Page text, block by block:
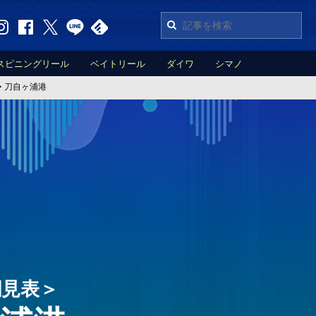
ピニングリール ベイトリール ダイワ シマノ
刀自ヶ浦港
表＞